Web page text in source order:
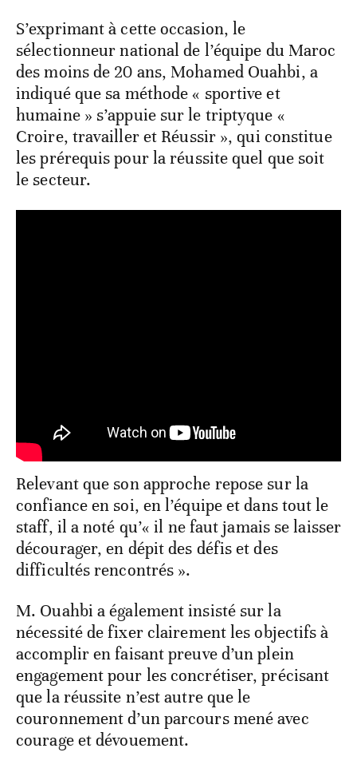
S’exprimant à cette occasion, le
sélectionneur national de l’équipe du Maroc
des moins de 20 ans, Mohamed Ouahbi, a
indiqué que sa méthode « sportive et
humaine » s’appuie sur le triptyque «
Croire, travailler et Réussir », qui constitue
les prérequis pour la réussite quel que soit
le secteur.
Relevant que son approche repose sur la
confiance en soi, en l’équipe et dans tout le
staff, il a noté qu’« il ne faut jamais se laisser
décourager, en dépit des défis et des
difficultés rencontrés ».
M. Ouahbi a également insisté sur la
nécessité de fixer clairement les objectifs à
accomplir en faisant preuve d’un plein
engagement pour les concrétiser, précisant
que la réussite n’est autre que le
couronnement d’un parcours mené avec
courage et dévouement.